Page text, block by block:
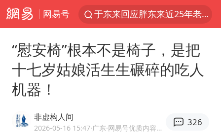
网易号
见到女儿瞬间父亲眼里有了光
香港刷新1884年以来最高气温纪录
独闯南太行的失联女生最后轨迹已确认
“慰安椅”根本不是椅子，是把
十七岁姑娘活生生碾碎的吃人
机器！
非虚构人间
2026-05-16 15:47·广东 ·网易号优质内容创作者
326